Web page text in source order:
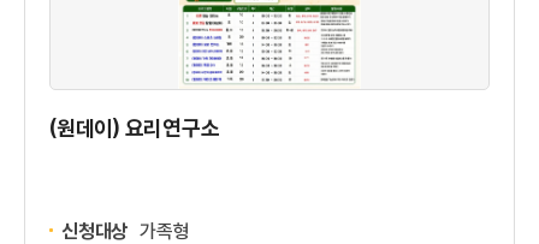
(원데이) 요리연구소
신청대상 가족형